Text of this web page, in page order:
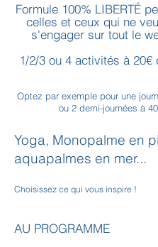
Formule 100% LIBERTÉ
celles et ceux qui ne
s'engager sur tout le
1/2/3 ou 4 activités à 20€
Optez par exemple pour une
ou 2 demi-journées à
Yoga, Monopalme en
aquapalmes en mer...
Choisissez ce qui vous inspire !
AU PROGRAMME